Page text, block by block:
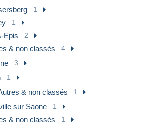
1
1
Epis 2
& non classés 4
3
1
& non classés 1
sur Saone 1
& non classés 1